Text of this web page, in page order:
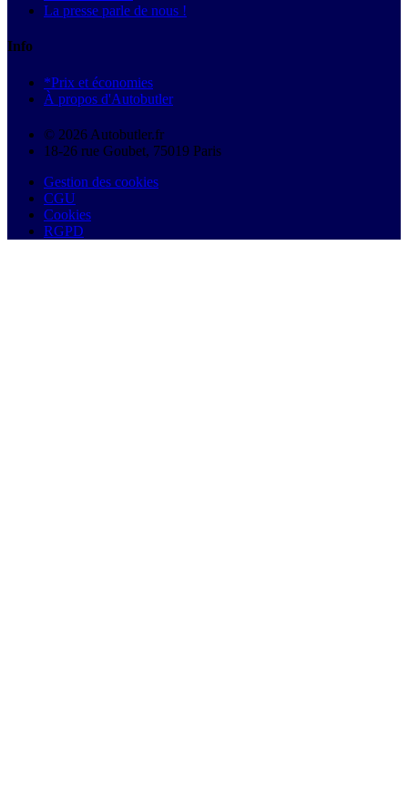
La presse parle de nous !
Info
*Prix et économies
À propos d'Autobutler
© 2026 Autobutler.fr
18-26 rue Goubet, 75019 Paris
Gestion des cookies
CGU
Cookies
RGPD